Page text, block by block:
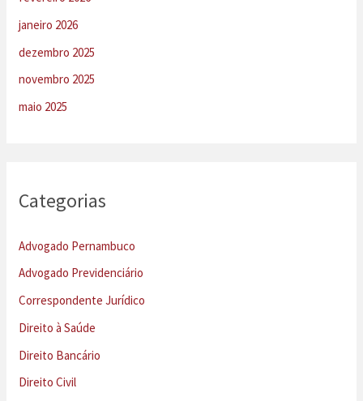
janeiro 2026
dezembro 2025
novembro 2025
maio 2025
Categorias
Advogado Pernambuco
Advogado Previdenciário
Correspondente Jurídico
Direito à Saúde
Direito Bancário
Direito Civil